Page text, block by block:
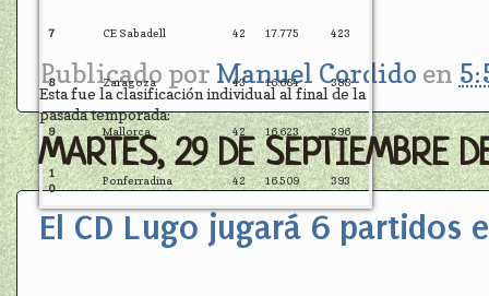
7 CE Sabadell 42 17.775 423
8 Zaragoza 43 16.684 388
9 Mallorca 42 16.623 396
1
0
Ponferradina 42 16.509 393
Esta fue la clasificación individual al final de la
pasada temporada:
Publicado por Manuel Cordido en
MARTES, 29 DE SEPTIEMBRE
El CD Lugo jugará 6 partidos